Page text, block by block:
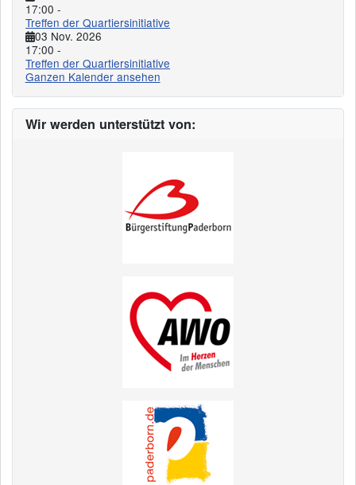
17:00 -
Treffen der Quartiersinitiative
03 Nov. 2026
17:00 -
Treffen der Quartiersinitiative
Ganzen Kalender ansehen
Wir werden unterstützt von: